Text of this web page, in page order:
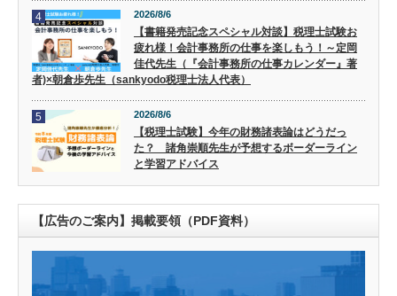
4 2026/8/6
【書籍発売記念スペシャル対談】税理士試験お
疲れ様！会計事務所の仕事を楽しもう！～定岡
佳代先生（『会計事務所の仕事カレンダー』著
者)×朝倉歩先生（sankyodo税理士法人代表）
5 2026/8/6
【税理士試験】今年の財務諸表論はどうだっ
た？ 諸角崇順先生が予想するボーダーライン
と学習アドバイス
【広告のご案内】掲載要領（PDF資料）